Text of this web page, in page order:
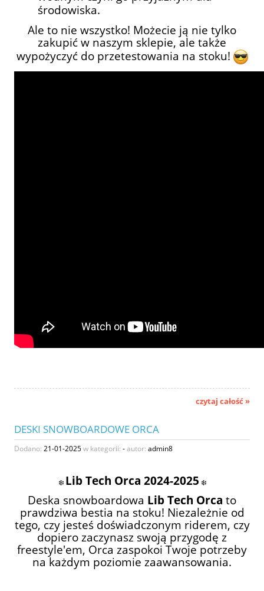
środowiska.
Ale to nie wszystko! Możecie ją nie tylko
zakupić w naszym sklepie, ale także
wypożyczyć do przetestowania na stoku!
czytaj całość »
DESKI SNOWBOARDOWE ORCA
Dodano: 21-01-2025w kategorii: -autor: admin8
❄️ Lib Tech Orca 2024-2025 ❄️
Deska snowboardowa Lib Tech Orca to
prawdziwa bestia na stoku! Niezależnie od
tego, czy jesteś doświadczonym riderem, czy
dopiero zaczynasz swoją przygodę z
freestyle'em, Orca zaspokoi Twoje potrzeby
na każdym poziomie zaawansowania.